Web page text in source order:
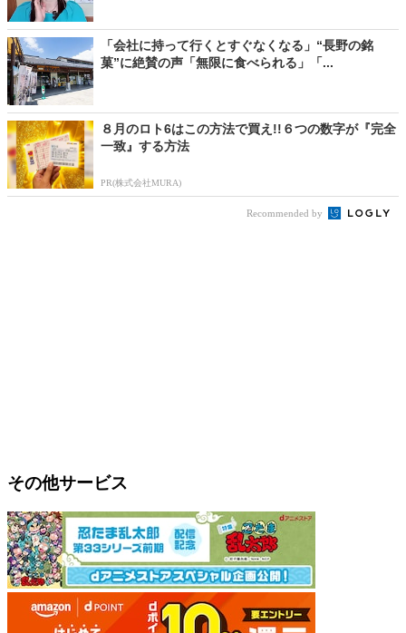
「会社に持って行くとすぐなくなる」“長野の銘
菓”に絶賛の声「無限に食べられる」「...
８月のロト6はこの方法で買え!!６つの数字が『完全
一致』する方法
PR(株式会社MURA)
Recommended by
その他サービス